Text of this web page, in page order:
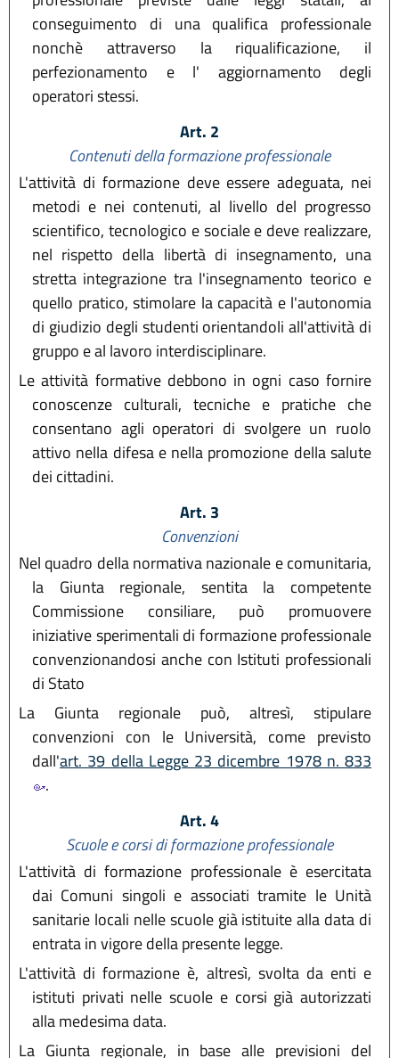
conseguimento di una qualifica professionale
nonchè attraverso la riqualificazione, il
perfezionamento e l' aggiornamento degli
operatori stessi.
Art. 2
Contenuti della formazione professionale
L'attività di formazione deve essere adeguata, nei
metodi e nei contenuti, al livello del progresso
scientifico, tecnologico e sociale e deve realizzare,
nel rispetto della libertà di insegnamento, una
stretta integrazione tra l'insegnamento teorico e
quello pratico, stimolare la capacità e l'autonomia
di giudizio degli studenti orientandoli all'attività di
gruppo e al lavoro interdisciplinare.
Le attività formative debbono in ogni caso fornire
conoscenze culturali, tecniche e pratiche che
consentano agli operatori di svolgere un ruolo
attivo nella difesa e nella promozione della salute
dei cittadini.
Art. 3
Convenzioni
Nel quadro della normativa nazionale e comunitaria,
la Giunta regionale, sentita la competente
Commissione consiliare, può promuovere
iniziative sperimentali di formazione professionale
convenzionandosi anche con Istituti professionali
di Stato
La Giunta regionale può, altresì, stipulare
convenzioni con le Università, come previsto
dall'art. 39 della Legge 23 dicembre 1978 n. 833
.
Art. 4
Scuole e corsi di formazione professionale
L'attività di formazione professionale è esercitata
dai Comuni singoli e associati tramite le Unità
sanitarie locali nelle scuole già istituite alla data di
entrata in vigore della presente legge.
L'attività di formazione è, altresì, svolta da enti e
istituti privati nelle scuole e corsi già autorizzati
alla medesima data.
La Giunta regionale, in base alle previsioni del